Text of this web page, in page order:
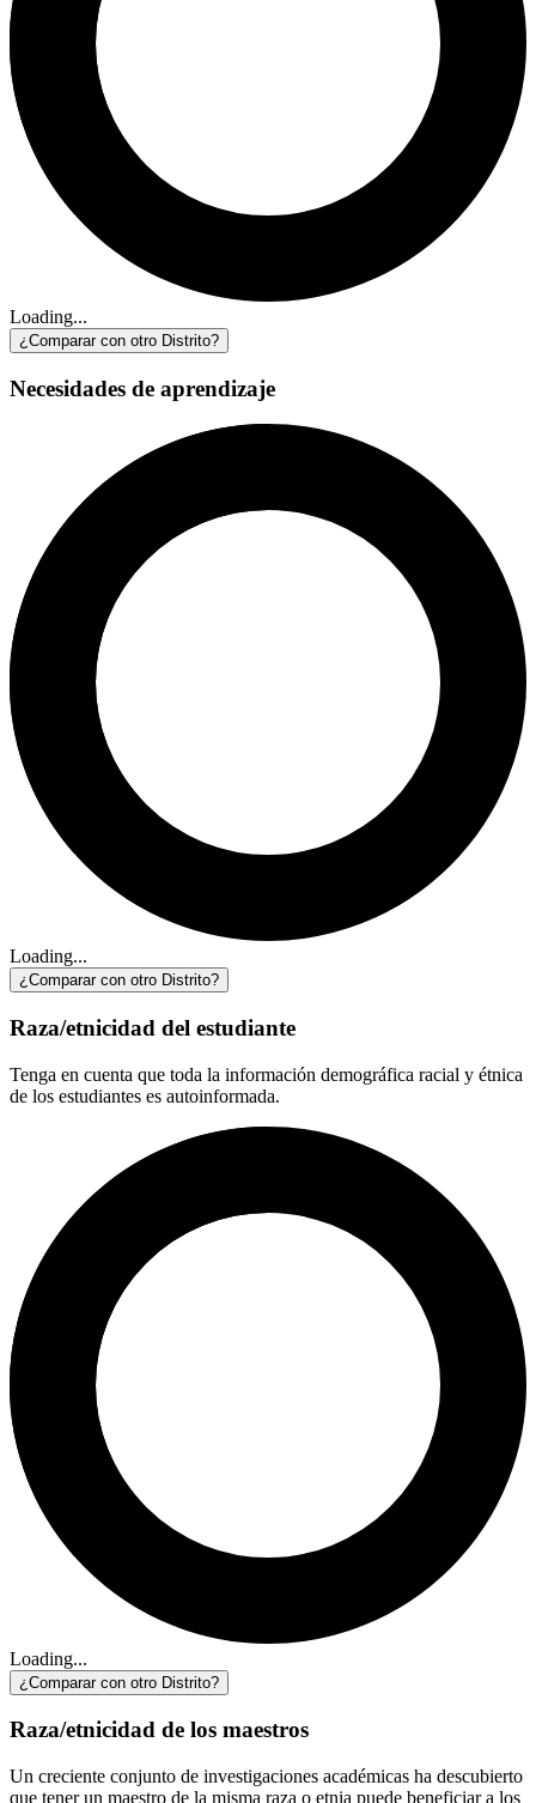
Loading...
¿Comparar con otro Distrito?
Necesidades de aprendizaje
Loading...
¿Comparar con otro Distrito?
Raza/etnicidad del estudiante
Tenga en cuenta que toda la información demográfica racial y étnica
de los estudiantes es autoinformada.
Loading...
¿Comparar con otro Distrito?
Raza/etnicidad de los maestros
Un creciente conjunto de investigaciones académicas ha descubierto
que tener un maestro de la misma raza o etnia puede beneficiar a los